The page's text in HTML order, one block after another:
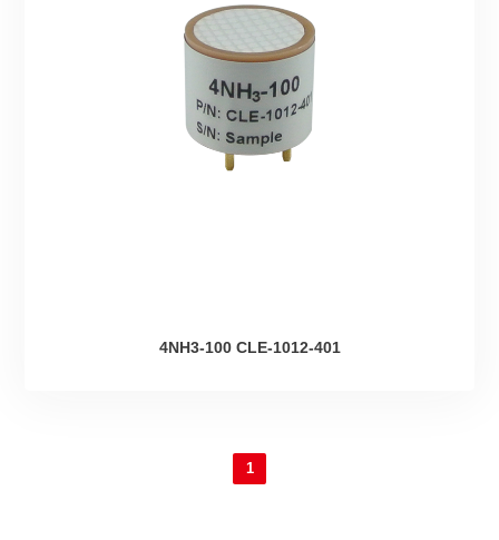
4NH3-100 CLE-1012-401
1